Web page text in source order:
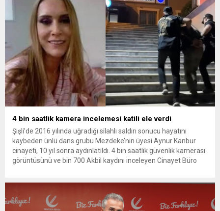
soruşturmada tutuklamalar genişliyor. Son olarak dönemin...
4 bin saatlik kamera incelemesi katili ele verdi
Şişli’de 2016 yılında uğradığı silahlı saldırı sonucu hayatını
kaybeden ünlü dans grubu Mezdeke’nin üyesi Aynur Kanbur
cinayeti, 10 yıl sonra aydınlatıldı. 4 bin saatlik güvenlik kamerası
görüntüsünü ve bin 700 Akbil kaydını inceleyen Cinayet Büro